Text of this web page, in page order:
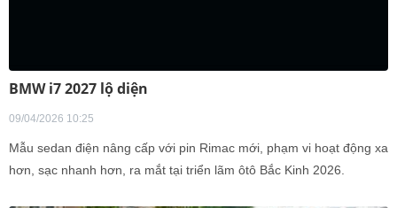
BMW i7 2027 lộ diện
09/04/2026 10:25
Mẫu sedan điện nâng cấp với pin Rimac mới, phạm vi hoạt động xa
hơn, sạc nhanh hơn, ra mắt tại triển lãm ôtô Bắc Kinh 2026.